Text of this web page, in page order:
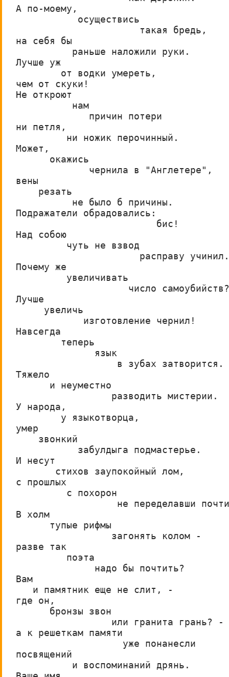
А по-моему,
           осуществись
                      такая бредь,
на себя бы
          раньше наложили руки.
Лучше уж
        от водки умереть,
чем от скуки!
Не откроют
          нам
             причин потери
ни петля,
         ни ножик перочинный.
Может,
      окажись
             чернила в "Англетере",
вены
    резать
          не было б причины.
Подражатели обрадовались:
                         бис!
Над собою
         чуть не взвод
                      расправу учинил.
Почему же
         увеличивать
                    число самоубийств?
Лучше
     увеличь
            изготовление чернил!
Навсегда
        теперь
              язык
                  в зубах затворится.
Тяжело
      и неуместно
                 разводить мистерии.
У народа,
        у языкотворца,
умер
    звонкий
           забулдыга подмастерье.
И несут
       стихов заупокойный лом,
с прошлых
         с похорон
не переделавши
В холм
      тупые рифмы
                 загонять колом -
разве так
         поэта
              надо бы почтить?
Вам
   и памятник еще не слит, -
где он,
      бронзы звон
                 или гранита грань? -
а к решеткам памяти
                   уже понанесли
посвящений
          и воспоминаний дрянь.